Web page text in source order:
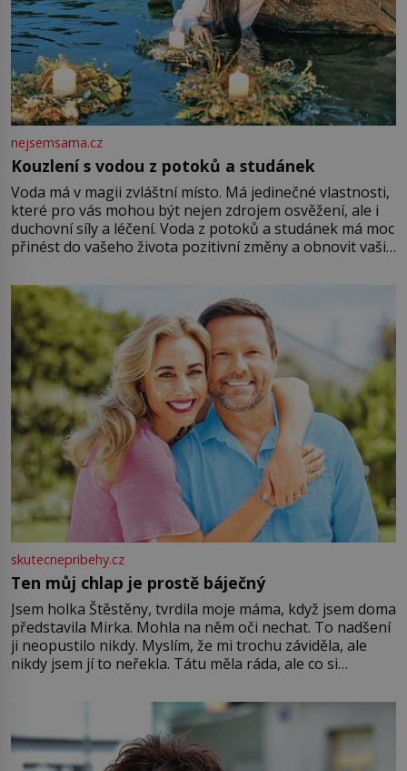
nejsemsama.cz
Kouzlení s vodou z potoků a studánek
Voda má v magii zvláštní místo. Má jedinečné vlastnosti,
které pro vás mohou být nejen zdrojem osvěžení, ale i
duchovní síly a léčení. Voda z potoků a studánek má moc
přinést do vašeho života pozitivní změny a obnovit vaši
můžete obohatit své rituály a přinést do svého života
větší harmonii a klid. Je důležité
skutecnepribehy.cz
Ten můj chlap je prostě báječný
Jsem holka Štěstěny, tvrdila moje máma, když jsem doma
představila Mirka. Mohla na něm oči nechat. To nadšení
ji neopustilo nikdy. Myslím, že mi trochu záviděla, ale
nikdy jsem jí to neřekla. Tátu měla ráda, ale co si
Jsme spolu moc rádi Tehdy byla jiná doba, když